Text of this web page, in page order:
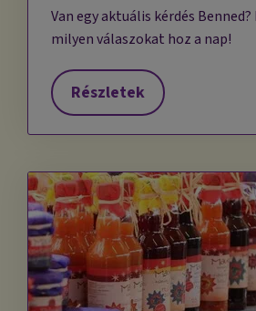
Van egy aktuális kérdés Benned?
milyen válaszokat hoz a nap!
Részletek